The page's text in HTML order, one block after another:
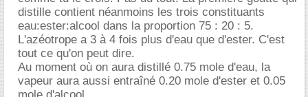
distille contient néanmoins les trois constituants
eau:ester:alcool dans la proportion 75 : 20 : 5.
L'azéotrope a 3 à 4 fois plus d'eau que d'ester. C'est
tout ce qu'on peut dire.
Au moment où on aura distillé 0.75 mole d'eau, la
vapeur aura aussi entraîné 0.20 mole d'ester et 0.05